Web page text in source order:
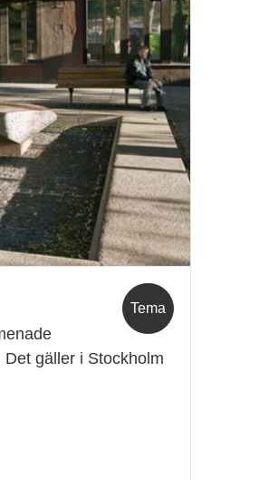
Tema
gäller i Stockholm